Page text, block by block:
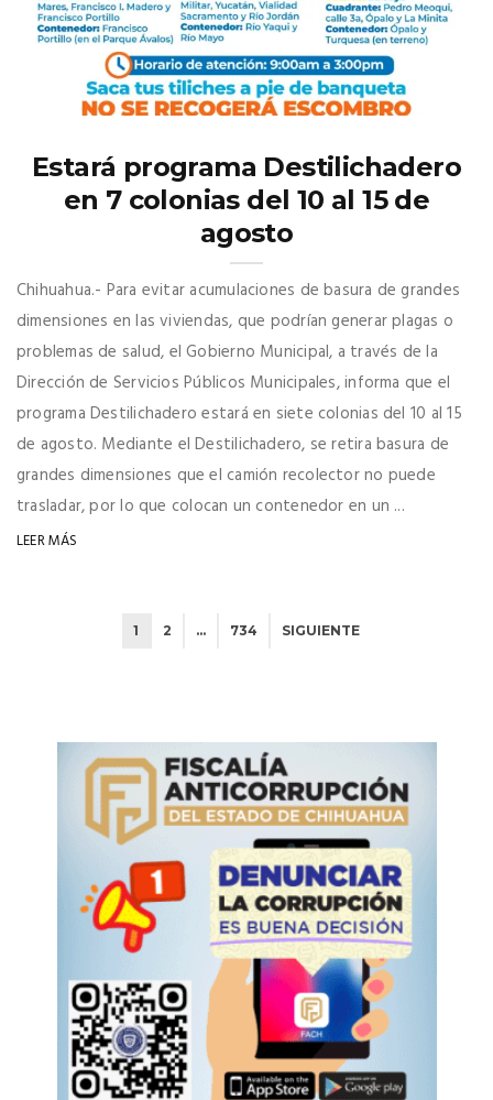
Estará programa Destilichadero
en 7 colonias del 10 al 15 de
agosto
Chihuahua.- Para evitar acumulaciones de basura de grandes
dimensiones en las viviendas, que podrían generar plagas o
problemas de salud, el Gobierno Municipal, a través de la
Dirección de Servicios Públicos Municipales, informa que el
programa Destilichadero estará en siete colonias del 10 al 15
de agosto. Mediante el Destilichadero, se retira basura de
grandes dimensiones que el camión recolector no puede
trasladar, por lo que colocan un contenedor en un ...
LEER MÁS
1 2 … 734 SIGUIENTE